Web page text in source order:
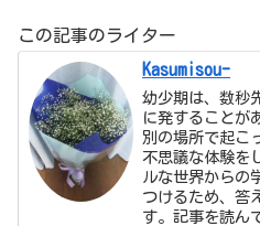
この記事のライター
Kasumisou-
幼少期は、数秒
に発することが
別の場所で起こ
不思議な体験を
ルな世界からの
つけるため、答
す。記事を読ん